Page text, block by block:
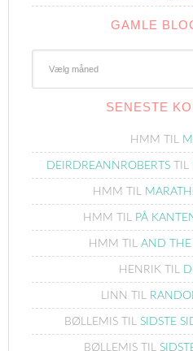
GAMLE
SENESTE
HMM TIL
DEIRDREANNROBERTSTIL
HMM TIL
HMM TIL PÅ
HMM TIL AND THE
HENRIK TIL
LINN TIL
BØLLEMISTIL SIDSTE
BØLLEMIS TIL